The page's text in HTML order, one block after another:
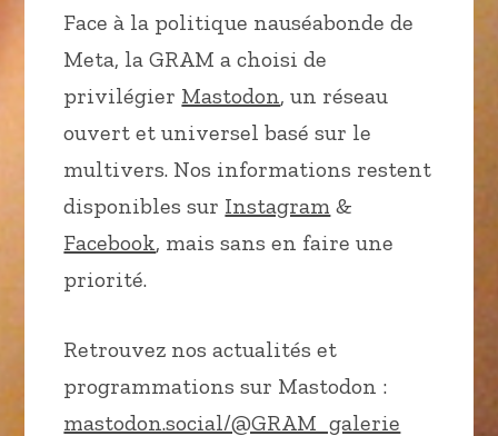
Face à la politique nauséabonde de
Meta, la GRAM a choisi de
privilégier Mastodon, un réseau
ouvert et universel basé sur le
multivers. Nos informations restent
disponibles sur Instagram &
Facebook, mais sans en faire une
priorité.
Retrouvez nos actualités et
programmations sur Mastodon :
mastodon.social/@GRAM_galerie